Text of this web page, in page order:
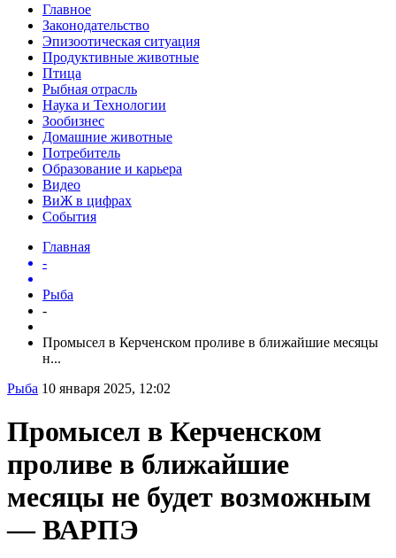
Главное
Законодательство
Эпизоотическая ситуация
Продуктивные животные
Птица
Рыбная отрасль
Наука и Технологии
Зообизнес
Домашние животные
Потребитель
Образование и карьера
Видео
ВиЖ в цифрах
События
Главная
-
Рыба
-
Промысел в Керченском проливе в ближайшие месяцы
н...
Рыба 10 января 2025, 12:02
Промысел в Керченском
проливе в ближайшие
месяцы не будет возможным
— ВАРПЭ